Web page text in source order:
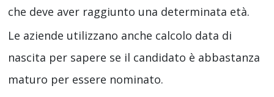
che deve aver raggiunto una determinata età.
Le aziende utilizzano anche calcolo data di
nascita per sapere se il candidato è abbastanza
maturo per essere nominato.